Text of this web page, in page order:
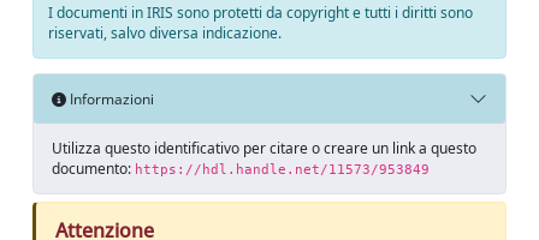
I documenti in IRIS sono protetti da copyright e tutti i diritti sono
riservati, salvo diversa indicazione.
Informazioni
Utilizza questo identificativo per citare o creare un link a questo
documento: https://hdl.handle.net/11573/953849
Attenzione